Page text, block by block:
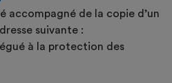
accompagné de la copie d’un
suivante :
à la protection des